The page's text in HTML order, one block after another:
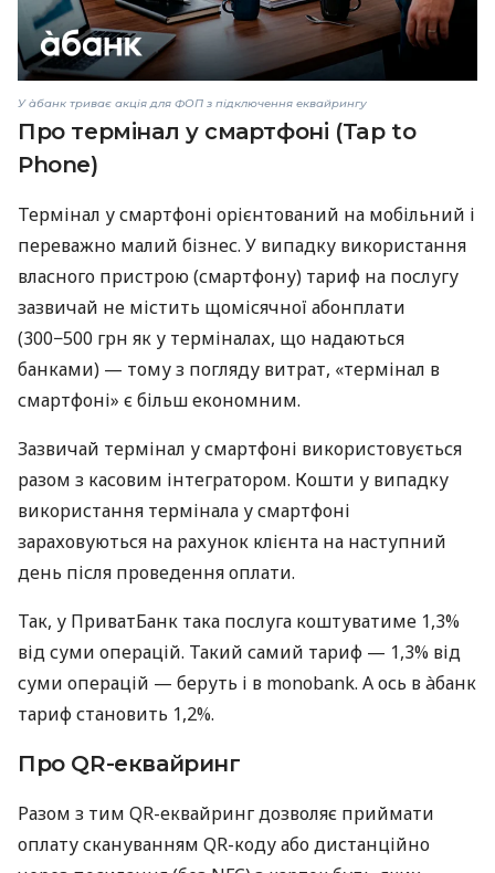
У àбанк триває акція для ФОП з підключення еквайрингу
Про термінал у смартфоні (Tap to
Phone)
Термінал у смартфоні орієнтований на мобільний і
переважно малий бізнес. У випадку використання
власного пристрою (смартфону) тариф на послугу
зазвичай не містить щомісячної абонплати
(300−500 грн як у терміналах, що надаються
банками) — тому з погляду витрат, «термінал в
смартфоні» є більш економним.
Зазвичай термінал у смартфоні використовується
разом з касовим інтегратором. Кошти у випадку
використання термінала у смартфоні
зараховуються на рахунок клієнта на наступний
день після проведення оплати.
Так, у ПриватБанк така послуга коштуватиме 1,3%
від суми операцій. Такий самий тариф — 1,3% від
суми операцій — беруть і в monobank. А ось в àбанк
тариф становить 1,2%.
Про QR-еквайринг
Разом з тим QR-еквайринг дозволяє приймати
оплату скануванням QR-коду або дистанційно